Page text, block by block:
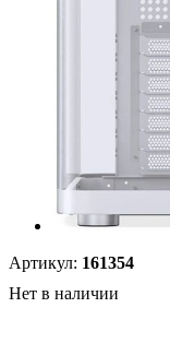
Артикул: 161354
Нет в наличии